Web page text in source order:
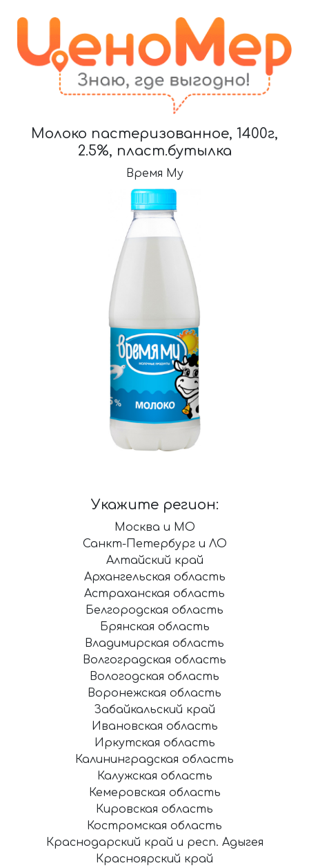
Молоко пастеризованное, 1400г,
2.5%, пласт.бутылка
Время Му
Укажите регион:
Москва и МО
Санкт-Петербург и ЛО
Алтайский край
Архангельская область
Астраханская область
Белгородская область
Брянская область
Владимирская область
Волгоградская область
Вологодская область
Воронежская область
Забайкальский край
Ивановская область
Иркутская область
Калининградская область
Калужская область
Кемеровская область
Кировская область
Костромская область
Краснодарский край и респ. Адыгея
Красноярский край